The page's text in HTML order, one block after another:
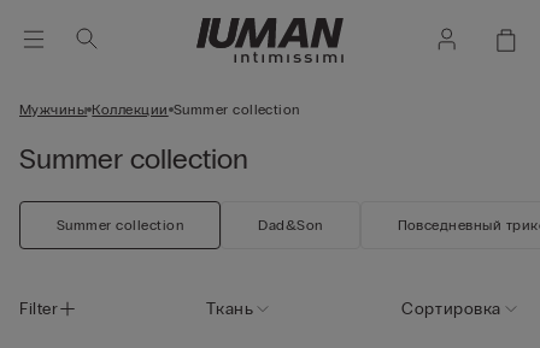
Мужчины Коллекции Summer collection
Summer collection
Summer collection Dad&Son Повседневный
Filter Ткань Сортировка